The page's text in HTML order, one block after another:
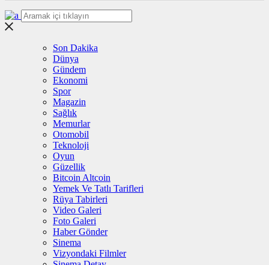
Son Dakika
Dünya
Gündem
Ekonomi
Spor
Magazin
Sağlık
Memurlar
Otomobil
Teknoloji
Oyun
Güzellik
Bitcoin Altcoin
Yemek Ve Tatlı Tarifleri
Rüya Tabirleri
Video Galeri
Foto Galeri
Haber Gönder
Sinema
Vizyondaki Filmler